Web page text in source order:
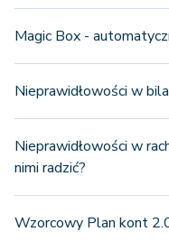
Magic Box -
Nieprawidłowości w
Nieprawidłowości w
nimi radzić?
Wzorcowy Plan kont